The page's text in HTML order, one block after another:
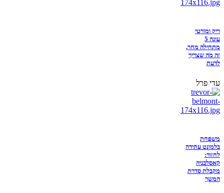
ריק ומורטי
עונה 5
מתחילה מחר,
זה מה שצריך
לדעת
עדי פרל
משפחת
בלמונט עתידה
לחזור:
קאסלבניה
מקבלת סדרת
המשך